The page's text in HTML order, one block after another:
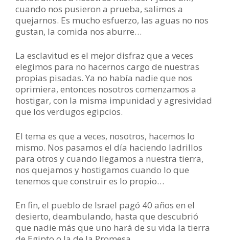
cuando nos pusieron a prueba, salimos a
quejarnos. Es mucho esfuerzo, las aguas no nos
gustan, la comida nos aburre…
La esclavitud es el mejor disfraz que a veces
elegimos para no hacernos cargo de nuestras
propias pisadas. Ya no había nadie que nos
oprimiera, entonces nosotros comenzamos a
hostigar, con la misma impunidad y agresividad
que los verdugos egipcios.
El tema es que a veces, nosotros, hacemos lo
mismo. Nos pasamos el día haciendo ladrillos
para otros y cuando llegamos a nuestra tierra,
nos quejamos y hostigamos cuando lo que
tenemos que construir es lo propio…
En fin, el pueblo de Israel pagó 40 años en el
desierto, deambulando, hasta que descubrió
que nadie más que uno hará de su vida la tierra